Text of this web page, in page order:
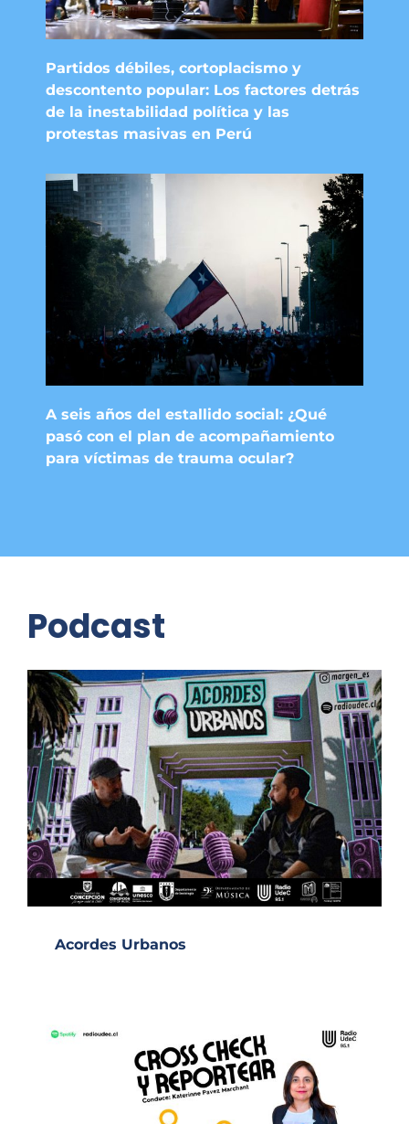
Partidos débiles, cortoplacismo y
descontento popular: Los factores detrás
de la inestabilidad política y las
protestas masivas en Perú
A seis años del estallido social: ¿Qué
pasó con el plan de acompañamiento
para víctimas de trauma ocular?
Podcast
Acordes Urbanos